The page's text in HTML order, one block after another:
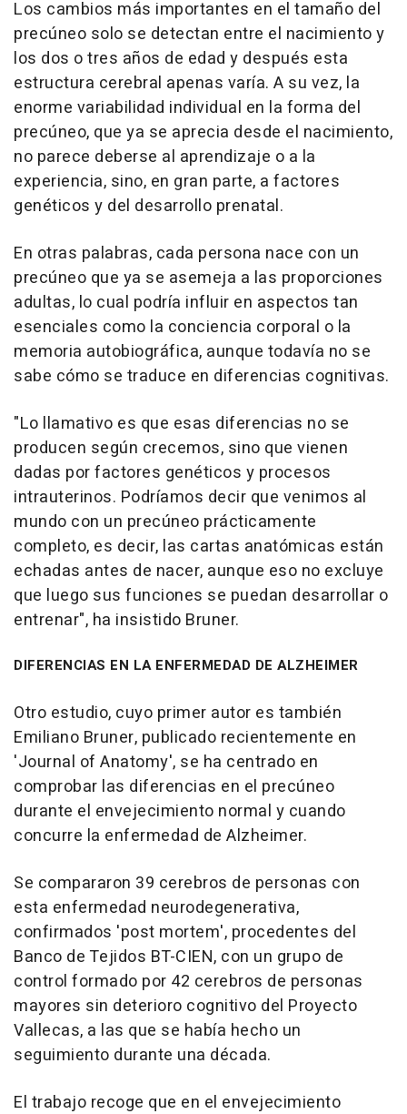
Los cambios más importantes en el tamaño del
precúneo solo se detectan entre el nacimiento y
los dos o tres años de edad y después esta
estructura cerebral apenas varía. A su vez, la
enorme variabilidad individual en la forma del
precúneo, que ya se aprecia desde el nacimiento,
no parece deberse al aprendizaje o a la
experiencia, sino, en gran parte, a factores
genéticos y del desarrollo prenatal.
En otras palabras, cada persona nace con un
precúneo que ya se asemeja a las proporciones
adultas, lo cual podría influir en aspectos tan
esenciales como la conciencia corporal o la
memoria autobiográfica, aunque todavía no se
sabe cómo se traduce en diferencias cognitivas.
"Lo llamativo es que esas diferencias no se
producen según crecemos, sino que vienen
dadas por factores genéticos y procesos
intrauterinos. Podríamos decir que venimos al
mundo con un precúneo prácticamente
completo, es decir, las cartas anatómicas están
echadas antes de nacer, aunque eso no excluye
que luego sus funciones se puedan desarrollar o
entrenar", ha insistido Bruner.
DIFERENCIAS EN LA ENFERMEDAD DE ALZHEIMER
Otro estudio, cuyo primer autor es también
Emiliano Bruner, publicado recientemente en
'Journal of Anatomy', se ha centrado en
comprobar las diferencias en el precúneo
durante el envejecimiento normal y cuando
concurre la enfermedad de Alzheimer.
Se compararon 39 cerebros de personas con
esta enfermedad neurodegenerativa,
confirmados 'post mortem', procedentes del
Banco de Tejidos BT-CIEN, con un grupo de
control formado por 42 cerebros de personas
mayores sin deterioro cognitivo del Proyecto
Vallecas, a las que se había hecho un
seguimiento durante una década.
El trabajo recoge que en el envejecimiento